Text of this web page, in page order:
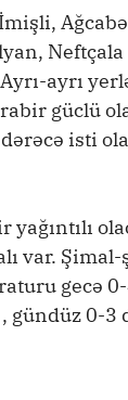
Neftçala
ayrı
güclü
isti
var. Şimal-
gecə
gündüz 0-3